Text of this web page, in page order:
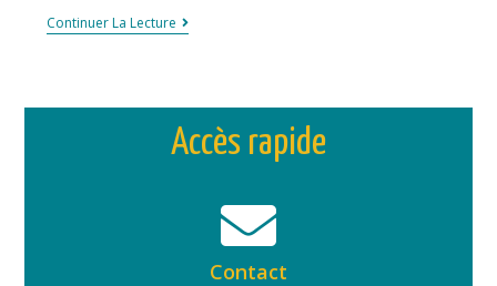
Continuer La Lecture
Accès rapide
Contact